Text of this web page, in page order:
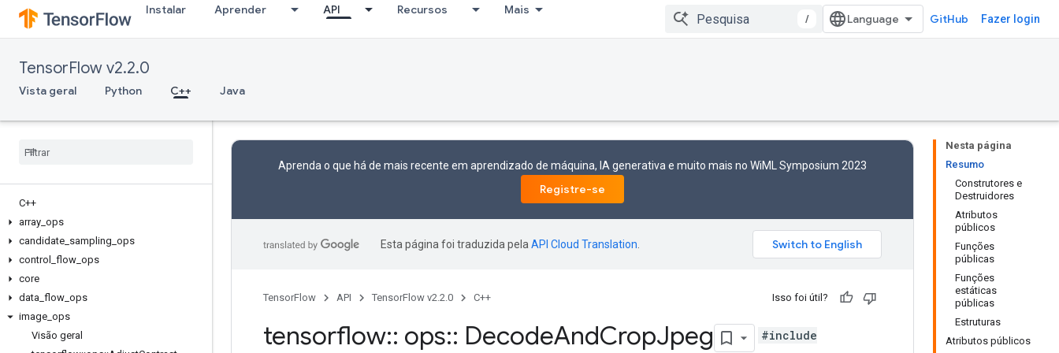
Instalar Aprender API Recursos Mais
/ GitHub Fazer login
TensorFlow v2.2.0
Vista geral Python C++ Java
C++
array ops
candidate sampling ops
control
flow ops
core
data flow ops
image ops
Visão geral
Nesta página
Resumo
Construtores e
Destruidores
Atributos
públicos
Funções
públicas
Funções
estáticas
públicas
Estruturas
Atributos públicos
Aprenda o que há de mais recente em aprendizado de máquina, IA generativa e muito mais no WiML Symposium 2023
Registre-se
Esta página foi traduzida pela API Cloud Translation
TensorFlow API TensorFlow v2.2.0 C++ Isso foi útil?
tensorflow:: ops:: DecodeAndCropJpeg #include